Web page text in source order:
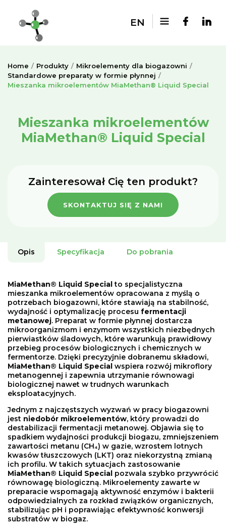
EN
Home Produkty
Mikroelementy dla biogazowni
Standardowe preparaty w formie płynnej
Mieszanka mikroelementów MiaMethan® Liquid Special
Mieszanka mikroelementów
MiaMethan® Liquid Special
Zainteresował Cię ten produkt?
SKONTAKTUJ SIĘ Z NAMI
Opis Specyfikacja Do pobrania
MiaMethan® Liquid Specialto specjalistyczna
mieszanka mikroelementów opracowana z myślą o
potrzebach biogazowni, które stawiają na stabilność,
wydajność i optymalizację procesu fermentacji
metanowej. Preparat w formie płynnej dostarcza
mikroorganizmom i enzymom wszystkich niezbędnych
pierwiastków śladowych, które warunkują prawidłowy
przebieg procesów biologicznych i chemicznych w
fermentorze. Dzięki precyzyjnie dobranemu składowi,
MiaMethan® Liquid Special wspiera rozwój mikroflory
metanogennej i zapewnia utrzymanie równowagi
biologicznej nawet w trudnych warunkach
eksploatacyjnych.
Jednym z najczęstszych wyzwań w pracy biogazowni
jest niedobór mikroelementów, który prowadzi do
destabilizacji fermentacji metanowej. Objawia się to
spadkiem wydajności produkcji biogazu, zmniejszeniem
zawartości metanu (CH₄) w gazie, wzrostem lotnych
kwasów tłuszczowych (LKT) oraz niekorzystną zmianą
ich profilu. W takich sytuacjach zastosowanie
MiaMethan® Liquid Special pozwala szybko przywrócić
równowagę biologiczną. Mikroelementy zawarte w
preparacie wspomagają aktywność enzymów i bakterii
odpowiedzialnych za rozkład związków organicznych,
stabilizując pH i poprawiając efektywność konwersji
substratów w biogaz.